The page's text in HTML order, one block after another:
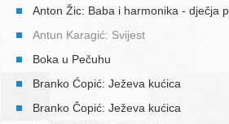
Anton Žic: Baba i harmonika - dječja
Antun Karagić: Svijest
Boka u Pečuhu
Branko Ćopić: Ježeva kućica
Branko Čopić: Ježeva kućica